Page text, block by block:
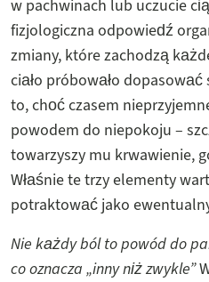
w pachwinach lub uczucie
fizjologiczna odpowiedź
zmiany, które zachodzą
ciało próbowało
to, choć czasem
powodem do niepokoju –
towarzyszy mu krwawienie,
Właśnie te trzy elementy
potraktować jako
Nie każdy ból to powód do
co oznacza „inny niż zwykle”